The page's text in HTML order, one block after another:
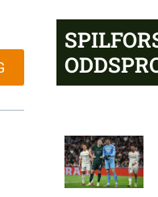
Opdatering:
skade hos
skader og
[2026/08/08]